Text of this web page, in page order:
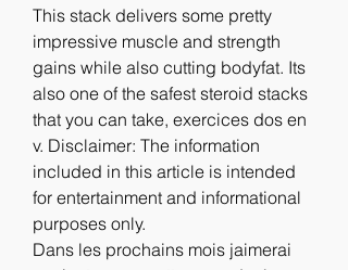
This stack delivers some pretty
impressive muscle and strength
gains while also cutting bodyfat. Its
also one of the safest steroid stacks
that you can take, exercices dos en
v. Disclaimer: The information
included in this article is intended
for entertainment and informational
purposes only.
Dans les prochains mois jaimerai